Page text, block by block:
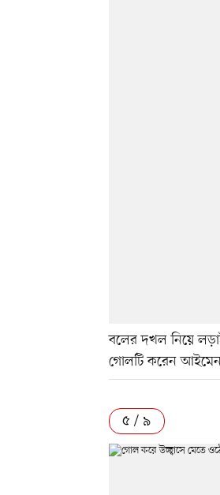
বলের দখল নিয়ে
গোলটি করেন আইমেন
৫ / ৯